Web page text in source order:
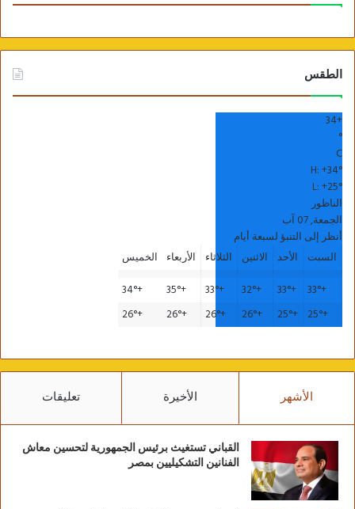
الطقس
+
34
°
C
H:+34°
L:+25°
الناظور
الجمعة, 07 آب
أنظر إلى التنبؤ لسبعة أيام
السبت
الأحد الاثنين الثلاثاء الأربعاء
الخميس
+
33°
+
33°
+
32°
+
33°
+
35°
+
34°
+
25°
+
25°
+
26°
+
26°
+
26°
+
26°
الأشهر الأخيرة تعليقات
القباني تستغيث برئيس الجمهورية لتحسين معاش
الفنانين التشكيليين بمصر